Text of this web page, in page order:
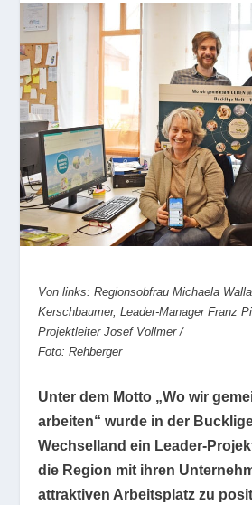
Von links: Regionsobfrau Michaela
Kerschbaumer, Leader-Manager Franz
Projektleiter Josef Vollmer /
Foto: Rehberger
Unter dem Motto „Wo wir
arbeiten“ wurde in der
Wechselland ein Leader-
die Region mit ihren
attraktiven Arbeitsplatz zu